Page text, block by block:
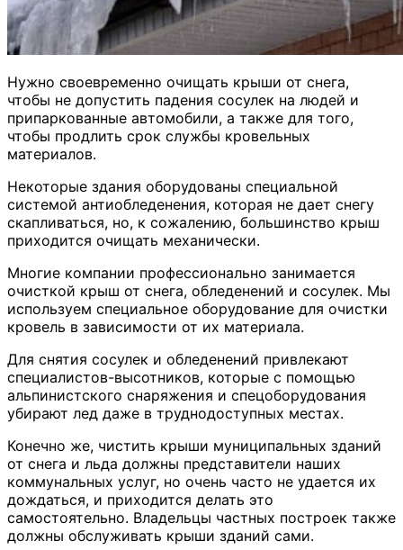
Нужно своевременно очищать крыши от снега,
чтобы не допустить падения сосулек на людей и
припаркованные автомобили, а также для того,
чтобы продлить срок службы кровельных
материалов.
Некоторые здания оборудованы специальной
системой антиобледенения, которая не дает снегу
скапливаться, но, к сожалению, большинство крыш
приходится очищать механически.
Многие компании профессионально занимается
очисткой крыш от снега, обледенений и сосулек. Мы
используем специальное оборудование для очистки
кровель в зависимости от их материала.
Для снятия сосулек и обледенений привлекают
специалистов-высотников, которые с помощью
альпинистского снаряжения и спецоборудования
убирают лед даже в труднодоступных местах.
Конечно же, чистить крыши муниципальных зданий
от снега и льда должны представители наших
коммунальных услуг, но очень часто не удается их
дождаться, и приходится делать это
самостоятельно. Владельцы частных построек также
должны обслуживать крыши зданий сами.